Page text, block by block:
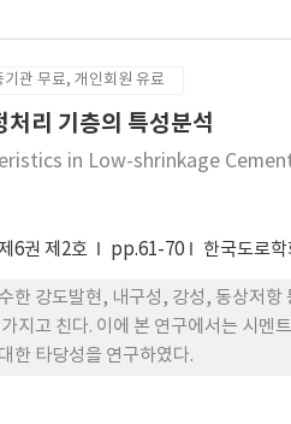
, 그 시각은 슬래브의 온도가 급강하
으며. 줄눈부에 발생한 균열의 발생
큰 균열틈을 보였다.
기관 무료, 개인회원 유료
처리 기층의 특성분석
in Low-shrinkage
6권 제2호 pp.61-70 한국도로학
한 강도발현, 내구성, 강성, 동상저
지고 친다. 이에 본 연구에서는 시멘
한 타당성을 연구하였다.